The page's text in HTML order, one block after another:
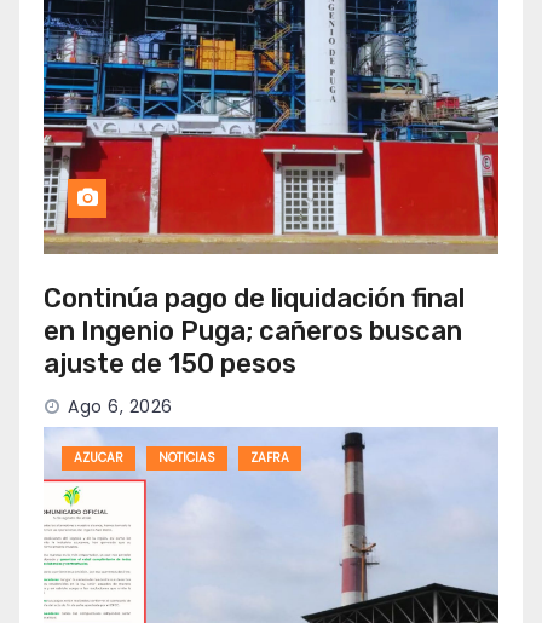
Continúa pago de liquidación final
en Ingenio Puga; cañeros buscan
ajuste de 150 pesos
Ago 6, 2026
AZUCAR NOTICIAS ZAFRA